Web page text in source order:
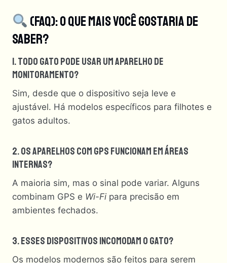
(FAQ): O Que Mais Você Gostaria De
Saber?
1. Todo Gato Pode Usar Um Aparelho De
Monitoramento?
Sim, desde que o dispositivo seja leve e
ajustável. Há modelos específicos para filhotes e
gatos adultos.
2. Os Aparelhos Com GPS Funcionam Em Áreas
Internas?
A maioria sim, mas o sinal pode variar. Alguns
combinam GPS e Wi-Fi para precisão em
ambientes fechados.
3. Esses Dispositivos Incomodam O Gato?
Os modelos modernos são feitos para serem